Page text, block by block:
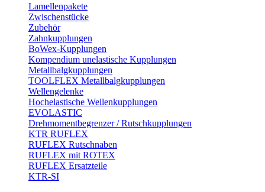
Lamellenpakete
Zwischenstücke
Zubehör
Zahnkupplungen
BoWex-Kupplungen
Kompendium unelastische Kupplungen
Metallbalgkupplungen
TOOLFLEX Metallbalgkupplungen
Wellengelenke
Hochelastische Wellenkupplungen
EVOLASTIC
Drehmomentbegrenzer / Rutschkupplungen
KTR RUFLEX
RUFLEX Rutschnaben
RUFLEX mit ROTEX
RUFLEX Ersatzteile
KTR-SI